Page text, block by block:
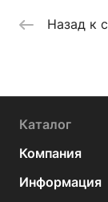
Назад к
Каталог
Компания
Информация